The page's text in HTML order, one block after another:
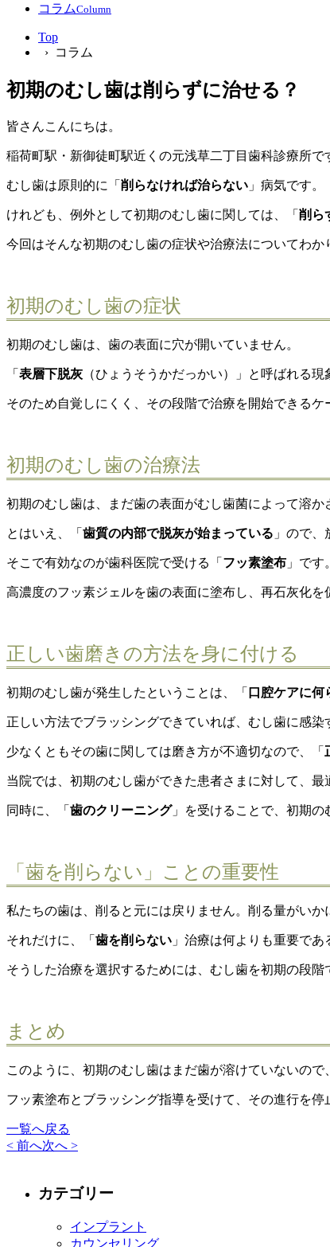
コラムColumn
Top
› コラム
初期のむし歯は削らずに治せる？
皆さんこんにちは。
稲荷町駅・新御徒町駅近くの元浅草二丁目歯科診療所で
むし歯は原則的に「 削らなければ治らない 」病気です。
けれども、例外として初期のむし歯に関しては、「 削ら
今回はそんな初期のむし歯の症状や治療法についてわか
初期のむし歯の症状
初期のむし歯は、歯の表面に穴が開いていません。
「 表層下脱灰 （ひょうそうかだっかい）」と呼ばれる
そのため自覚しにくく、その段階で治療を開始できるケ
初期のむし歯の治療法
初期のむし歯は、まだ歯の表面がむし歯菌によって溶
とはいえ、「 歯質の内部で脱灰が始まっている 」ので、
そこで有効なのが歯科医院で受ける「 フッ素塗布 」です。
高濃度のフッ素ジェルを歯の表面に塗布し、再石灰化を
正しい歯磨きの方法を身に付ける
初期のむし歯が発生したということは、「 口腔ケアに何
正しい方法でブラッシングできていれば、むし歯に感染
少なくともその歯に関しては磨き方が不適切なので、「
当院では、初期のむし歯ができた患者さまに対して、
同時に、「 歯のクリーニング」を受けることで、初期の
「歯を削らない」ことの重要性
私たちの歯は、削ると元には戻りません。削る量がいか
それだけに、「 歯を削らない 」治療は何よりも重要であ
そうした治療を選択するためには、むし歯を初期の段階
まとめ
このように、初期のむし歯はまだ歯が溶けていないので
フッ素塗布とブラッシング指導を受けて、その進行を停
一覧へ戻る
< 前へ次へ >
カテゴリー
インプラント
カウンセリング